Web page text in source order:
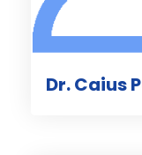
Dr. Caius